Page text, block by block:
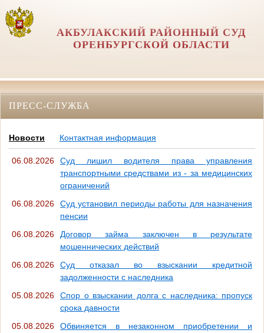
АКБУЛАКСКИЙ РАЙОННЫЙ СУД
ОРЕНБУРГСКОЙ ОБЛАСТИ
ПРЕСС-СЛУЖБА
Новости Контактная информация
06.08.2026
Суд лишил водителя права управления
транспортными средствами из - за медицинских
ограничений
06.08.2026
Суд установил периоды работы для назначения
пенсии
06.08.2026
Договор займа заключен в результате
мошеннических действий
06.08.2026
Суд отказал во взыскании кредитной
задолженности с наследника
05.08.2026
Спор о взыскании долга с наследника: пропуск
срока давности
05.08.2026
Обвиняется в незаконном приобретении и